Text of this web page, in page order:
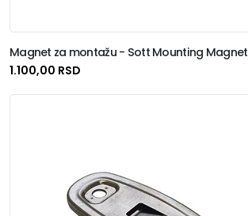
Magnet za montažu - Sott Mounting Magnet
1.100,00 RSD